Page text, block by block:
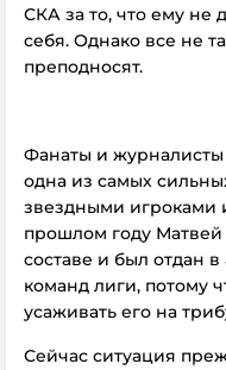
СКА за то, что ему не
себя. Однако все не
преподносят.
Фанаты и
одна из самых
звездными игроками
прошлом году Матвей
составе и был отдан
команд лиги, потому
усаживать его на
Сейчас ситуация